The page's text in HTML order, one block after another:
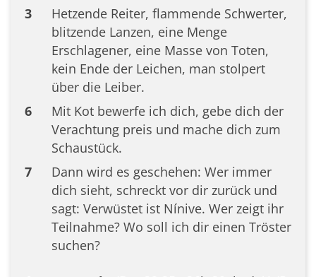
3
Hetzende Reiter, flammende Schwerter,
blitzende Lanzen, eine Menge
Erschlagener, eine Masse von Toten,
kein Ende der Leichen, man stolpert
über die Leiber.
6
Mit Kot bewerfe ich dich, gebe dich der
Verachtung preis und mache dich zum
Schaustück.
7
Dann wird es geschehen: Wer immer
dich sieht, schreckt vor dir zurück und
sagt: Verwüstet ist Nínive. Wer zeigt ihr
Teilnahme? Wo soll ich dir einen Tröster
suchen?